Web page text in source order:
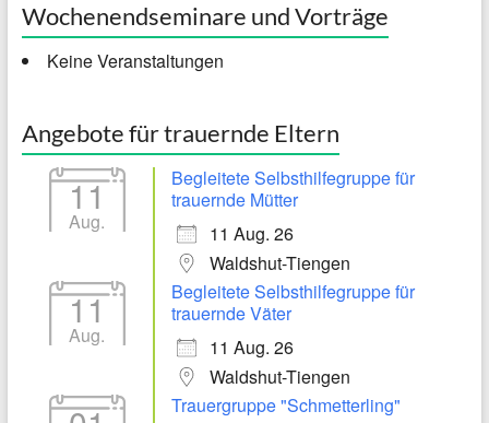
Wochenendseminare und Vorträge
Keine Veranstaltungen
Angebote für trauernde Eltern
11
Aug.
Begleitete Selbsthilfegruppe für
trauernde Mütter
11 Aug. 26
Waldshut-Tiengen
11
Aug.
Begleitete Selbsthilfegruppe für
trauernde Väter
11 Aug. 26
Waldshut-Tiengen
Trauergruppe "Schmetterling"